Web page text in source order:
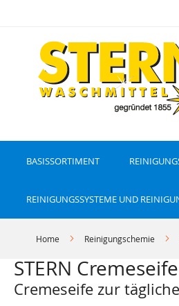
u
m
BASISSORTIMENT
REINIGUNGSSYSTEME UND
Home Reinigungschemie
STERN
Cremeseife zur